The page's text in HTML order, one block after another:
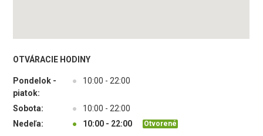
OTVÁRACIE HODINY
Pondelok -
piatok:
● 10:00 - 22:00
Sobota: ●
10:00 - 22:00
Nedeľa:
● 10:00 - 22:00 Otvorené